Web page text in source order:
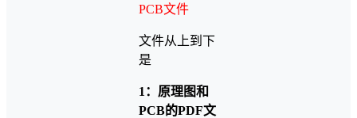
PCB文件
文件从上到下
是
1：原理图和
PCB的PDF文